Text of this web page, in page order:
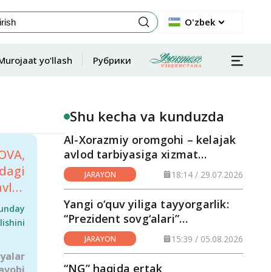
O'zbek
yo‘llash Рубрики
Shu kecha va kunduzda
Al-Xorazmiy oromgohi – kelajak
avlod tarbiyasiga xizmat
qilayotgan maskan
JARAYON 18:14 / 29.07.2026
Yangi o‘quv yiliga tayyorgarlik:
“Prezident sovg‘alari”
hududlarga yetkazilmoqda
JARAYON 15:39 / 05.08.2026
“NG” haqida ertak